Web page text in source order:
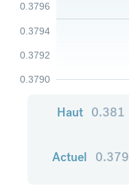
0.3790
0.3792
0.3794
0.3796
Haut 0.381
Actuel 0.379